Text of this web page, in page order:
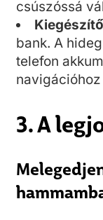
csúszóssá
bank. A
telefon
3. A